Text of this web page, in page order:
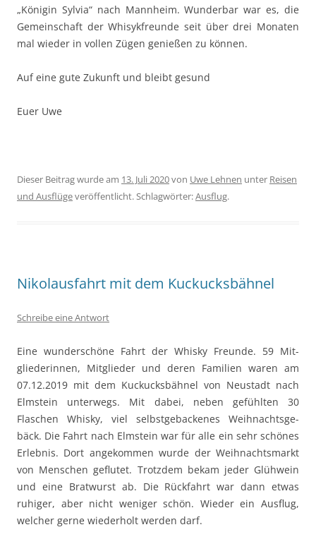
„Köni­gin Sylvia“ nach Mannheim. Wun­der­bar war es, die
Gemein­schaft der Whisyk­fre­unde seit über drei Monat­en
mal wieder in vollen Zügen genießen zu können.
Auf eine gute Zukun­ft und bleibt gesund
Euer Uwe
Dieser Beitrag wurde am 13. Juli 2020von Uwe Lehnen unter Reisen
und Ausflügeveröffentlicht. Schlagwörter:Ausflug.
Nikolausfahrt mit dem Kuckucksbähnel
Schreibe eine Antwort
Eine wun­der­schöne Fahrt der Whisky Fre­unde. 59 Mit­
gliederin­nen, Mit­glieder und deren Fam­i­lien waren am
07.12.2019 mit dem Kuck­ucks­bäh­nel von Neustadt nach
Elm­stein unter­wegs. Mit dabei, neben gefühlten 30
Flaschen Whisky, viel selb­st­ge­back­enes Wei­h­nachts­ge­
bäck. Die Fahrt nach Elm­stein war für alle ein sehr schönes
Erleb­nis. Dort angekom­men wurde der Wei­h­nachts­markt
von Men­schen geflutet. Trotz­dem bekam jed­er Glüh­wein
und eine Bratwurst ab. Die Rück­fahrt war dann etwas
ruhiger, aber nicht weniger schön. Wieder ein Aus­flug,
welch­er gerne wieder­holt wer­den darf.